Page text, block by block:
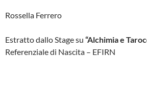
Rossella Ferrero
Estratto dallo Stage su “Alchimia e
Referenziale di Nascita – EFIRN